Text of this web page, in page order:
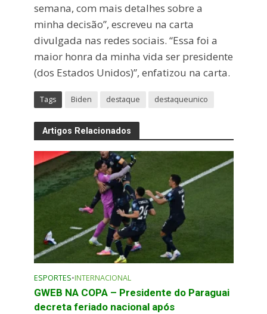
semana, com mais detalhes sobre a
minha decisão”, escreveu na carta
divulgada nas redes sociais. “Essa foi a
maior honra da minha vida ser presidente
(dos Estados Unidos)”, enfatizou na carta.
Tags Biden destaque destaqueunico
Artigos Relacionados
ESPORTES•INTERNACIONAL
GWEB NA COPA – Presidente do Paraguai
decreta feriado nacional após